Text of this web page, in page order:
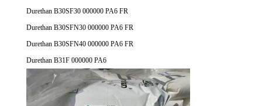
Durethan B30SF30 000000 PA6 FR
Durethan B30SFN30 000000 PA6 FR
Durethan B30SFN40 000000 PA6 FR
Durethan B31F 000000 PA6